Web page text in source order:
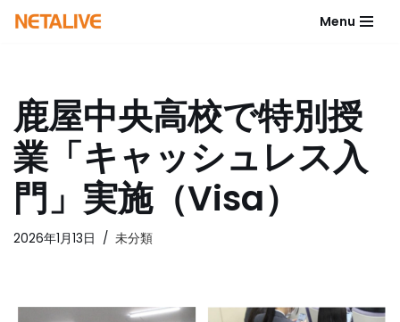
ン
ツ
へ
ス
キ
ッ
プ
Menu
鹿屋中央高校で特別授
業「キャッシュレス入
門」実施（Visa）
2026年1月13日 未分類